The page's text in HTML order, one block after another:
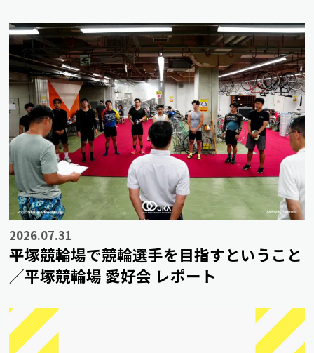
2026.07.31
平塚競輪場で競輪選手を目指すということ
／平塚競輪場 愛好会 レポート